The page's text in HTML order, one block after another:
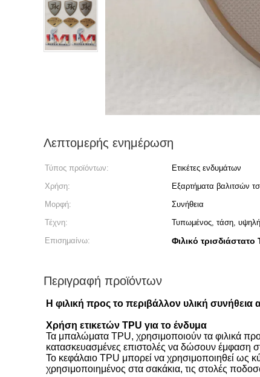
Λεπτομερής ενημέρωση
Τύπος προϊόντων: Ετικέτες ενδυμάτων
Χρήση:
Εξαρτήματα βαλιτσών
Μορφή:
Συνήθεια
Τέχνη:
Τυπωμένος, τάση,
Επισημαίνω:
Φιλικό
Περιγραφή προϊόντων
Η φιλική προς το περιβάλλον υλική
Χρήση ετικετών TPU για το ένδυμα
Τα μπαλώματα TPU, χρησιμοποιούν τα φιλικά
κατασκευασμένες επιστολές να δώσουν έμφαση
Το κεφάλαιο TPU μπορεί να χρησιμοποιηθεί ως
χρησιμοποιημένος στα σακάκια, τις στολές